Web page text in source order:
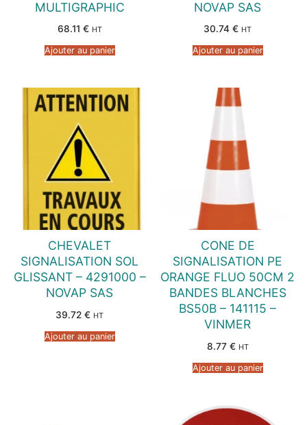
MULTIGRAPHIC
68.11 € HT
Ajouter au panier
NOVAP SAS
30.74 € HT
Ajouter au panier
CHEVALET
SIGNALISATION SOL
GLISSANT – 4291000 –
NOVAP SAS
39.72 € HT
Ajouter au panier
CONE DE
SIGNALISATION PE
ORANGE FLUO 50CM 2
BANDES BLANCHES
BS50B – 141115 –
VINMER
8.77 € HT
Ajouter au panier